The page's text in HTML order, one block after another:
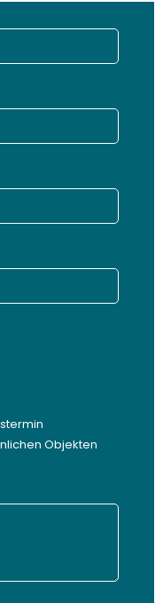
Objekten